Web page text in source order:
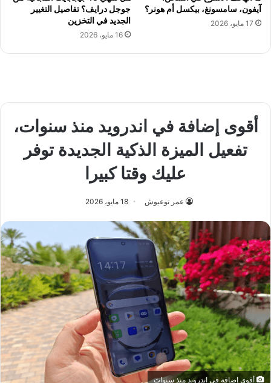
آيفون، سامسونغ، بيكسل أم هونر؟
17 مايو، 2026
جوجل درايف؟ تفاصيل التغيير
الجديد في التخزين
16 مايو، 2026